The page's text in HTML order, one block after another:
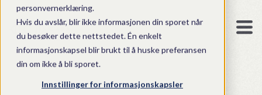
personvernerklæring.
Hvis du avslår, blir ikke informasjonen din sporet når
du besøker dette nettstedet. Én enkelt
informasjonskapsel blir brukt til å huske preferansen
din om ikke å bli sporet.
Innstillinger for informasjonskapsler